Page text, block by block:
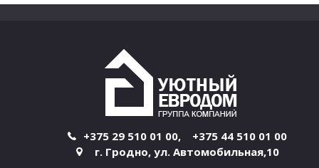
+375 29 510 01 00, +375 44 510 01 00
г. Гродно, ул. Автомобильная,10